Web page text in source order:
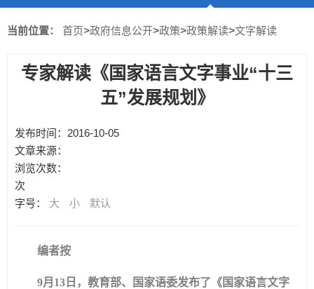
当前位置： 首页>政府信息公开>政策>政策解读>文字解读
专家解读《国家语言文字事业“十三
五”发展规划》
发布时间：2016-10-05
文章来源：
浏览次数：
次
字号： 大 小 默认
编者按
9月13日，教育部、国家语委发布了《国家语言文字